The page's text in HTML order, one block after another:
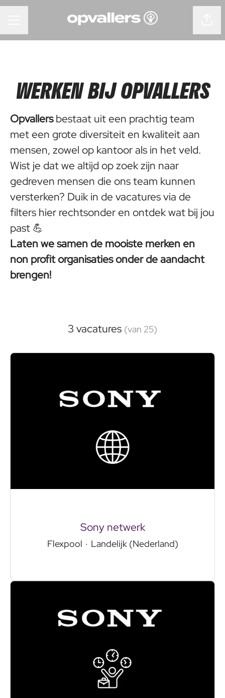
WERKEN BIJ OPVALLERS
Opvallersbestaat uit een prachtig team
met een grote diversiteit en kwaliteit aan
mensen, zowel op kantoor als in het veld.
Wist je dat we altijd op zoek zijn naar
gedreven mensen die ons team kunnen
versterken? Duik in de vacatures via de
filters hier rechtsonder en ontdek wat bij jou
past 💪
Laten we samen de mooiste merken en
non profit organisaties onder de aandacht
brengen!
3 vacatures (van 25)
Sony netwerk
Flexpool · Landelijk (Nederland)